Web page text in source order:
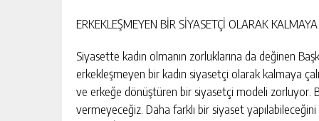
ERKEKLEŞMEYEN BİR SİYASETÇİ OLARAK
Siyasette kadın olmanın zorluklarına da değinen
erkekleşmeyen bir kadın siyasetçi olarak kalmaya
ve erkeğe dönüştüren bir siyasetçi modeli zorluyor.
vermeyeceğiz. Daha farklı bir siyaset